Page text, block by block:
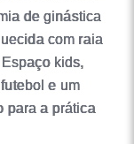
de ginástica
com raia
kids,
e um
para a prática